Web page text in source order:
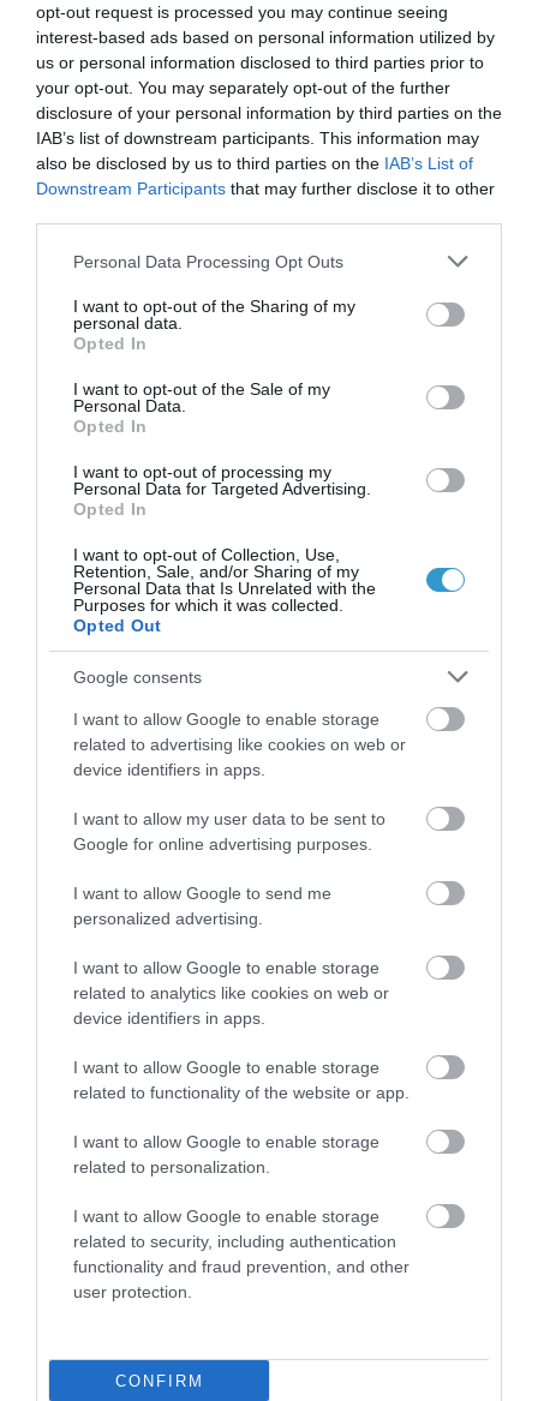
opt-out request is processed you may continue seeing
interest-based ads based on personal information utilized by
us or personal information disclosed to third parties prior to
your opt-out. You may separately opt-out of the further
disclosure of your personal information by third parties on the
IAB’s list of downstream participants. This information may
also be disclosed by us to third parties on the IAB’s List of
Downstream Participants that may further disclose it to other
Please note that this website/app uses one or more Google
not limited to your visit or usage behaviour. You may click to
grant or deny consent to Google and its third-party tags to
use your data for below specified purposes in below Google
consent section.
Personal Data Processing Opt Outs
I want to opt-out of the Sharing of my
personal data.
Opted In
I want to opt-out of the Sale of my
Personal Data.
Opted In
I want to opt-out of processing my
Personal Data for Targeted Advertising.
Opted In
I want to opt-out of Collection, Use,
Retention, Sale, and/or Sharing of my
Personal Data that Is Unrelated with the
Purposes for which it was collected.
Opted Out
Google consents
I want to allow Google to enable storage
related to advertising like cookies on web or
device identifiers in apps.
I want to allow my user data to be sent to
Google for online advertising purposes.
I want to allow Google to send me
personalized advertising.
I want to allow Google to enable storage
related to analytics like cookies on web or
device identifiers in apps.
I want to allow Google to enable storage
related to functionality of the website or app.
I want to allow Google to enable storage
related to personalization.
I want to allow Google to enable storage
related to security, including authentication
functionality and fraud prevention, and other
user protection.
CONFIRM
χάσει.
Δοκιμάστε τα τεχνητά δάκρυα
Τα τεχνητά δάκρυα διατίθενται χωρίς
ιατρική συνταγή. Να τα
χρησιμοποιείτε όσο συχνά
σας είναι απαραίτητα συχνότερα από
όσα δεν περιέχουν συντηρητικά. Τα
ενυδατικά τζελ για τα μάτια επίσης
μπορεί να σας βοηθήσουν. Επειδή
όμως είναι πιο παχύρρευστα και
θολώνουν την όραση, καλό είναι να
τα χρησιμοποιείτε πριν μπείτε για
ακριβώς χρειάζεστε, συμβουλευθείτε
τον οφθαλμίατρό σας.
Αυξήστε την πρόσληψη ωμέγα-3
λιπαρών οξέων
Μερικοί άνθρωποι βρίσκουν
ανακούφιση από τα συμπτώματα του
αυξάνοντας την πρόσληψη
ένα είδος ωφέλιμων λιπιδίων που
ιχθυέλαια (π.χ. στο μουρουνέλαιο)
και στα παχιά (λιπαρά) ψάρια, όπως ο
σκουμπρί, ο τόνος κ.λπ. Στο εμπόριο
εμπλουτισμένα προϊόντα.
σας, διότι μπορεί να σας χορηγήσει
και διατροφικό συμπλήρωμα των
λιπιδίων αυτών.
Να φροντίζετε τα βλέφαρά σας
Τα θερμά επιθέματα (κομπρέσες) στα